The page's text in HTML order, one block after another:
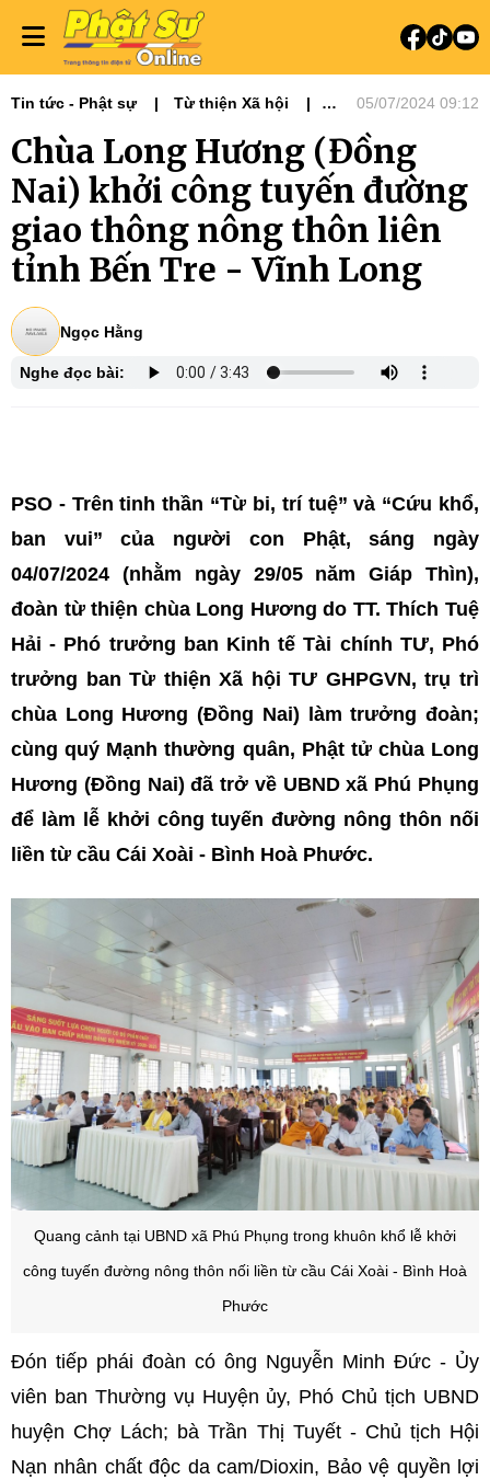
Tin tức - Phật sự
Từ thiện Xã hội
05/07/2024 09:12
Chùa Long Hương (Đồng
Nai) khởi công tuyến đường
giao thông nông thôn liên
tỉnh Bến Tre - Vĩnh Long
Ngọc Hằng
Nghe đọc bài:
PSO - Trên tinh thần “Từ bi, trí tuệ” và “Cứu khổ,
ban vui” của người con Phật, sáng ngày
04/07/2024 (nhằm ngày 29/05 năm Giáp Thìn),
đoàn từ thiện chùa Long Hương do TT. Thích Tuệ
Hải - Phó trưởng ban Kinh tế Tài chính TƯ, Phó
trưởng ban Từ thiện Xã hội TƯ GHPGVN, trụ trì
chùa Long Hương (Đồng Nai) làm trưởng đoàn;
cùng quý Mạnh thường quân, Phật tử chùa Long
Hương (Đồng Nai) đã trở về UBND xã Phú Phụng
để làm lễ khởi công tuyến đường nông thôn nối
liền từ cầu Cái Xoài - Bình Hoà Phước.
Quang cảnh tại UBND xã Phú Phụng trong khuôn khổ lễ khởi
công tuyến đường nông thôn nối liền từ cầu Cái Xoài - Bình Hoà
Phước
Đón tiếp phái đoàn có ông Nguyễn Minh Đức - Ủy
viên ban Thường vụ Huyện ủy, Phó Chủ tịch UBND
huyện Chợ Lách; bà Trần Thị Tuyết - Chủ tịch Hội
Nạn nhân chất độc da cam/Dioxin, Bảo vệ quyền lợi